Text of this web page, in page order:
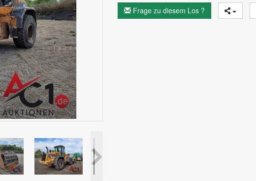
Frage zu diesem Los ?